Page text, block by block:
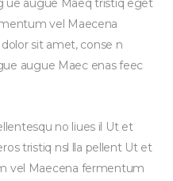
ue augue Maeq tristiq eget
vel Maecena
sit amet, conse n
augue Maec enas feec
no liues il Ut et
tristiq nsl lla pellent Ut et
vel Maecena fermentum